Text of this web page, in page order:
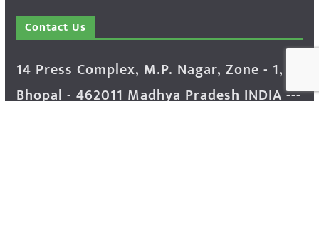
Contact Us
14 Press Complex, M.P. Nagar, Zone - 1,
Bhopal - 462011 Madhya Pradesh INDIA ---